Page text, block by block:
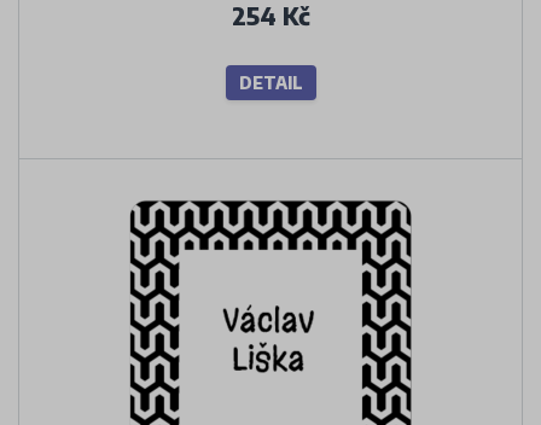
254 Kč
DETAIL